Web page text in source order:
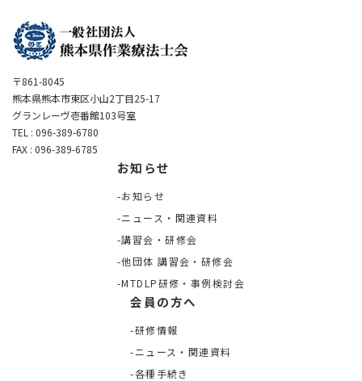
〒861-8045
熊本県熊本市東区小山2丁目25-17
グランレーヴ壱番館103号室
TEL : 096-389-6780
FAX : 096-389-6785
お知らせ
お知らせ
ニュース・関連資料
講習会・研修会
他団体 講習会・研修会
MTDLP研修・事例検討会
会員の方へ
研修情報
ニュース・関連資料
各種手続き